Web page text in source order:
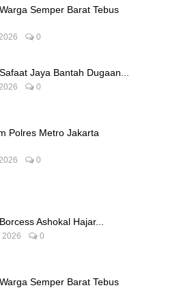
Semper Barat Tebus
0
Jaya Bantah Dugaan...
0
Polres Metro Jakarta
0
Ashokal Hajar...
2026 0
Semper Barat Tebus